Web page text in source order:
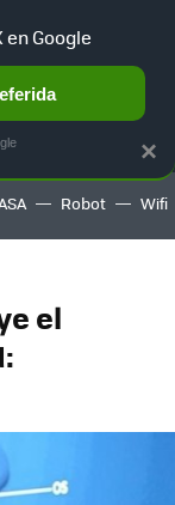
TERRITORIO
Robot Wifi
el
×
en Google